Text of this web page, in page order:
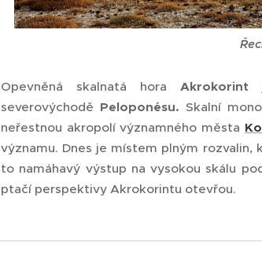
Opevněná skalnatá hora Akrokorint
severovýchodě Peloponésu. Skalní
neřestnou akropolí významného města
významu. Dnes je místem plným
to namáhavý výstup na vysokou skálu
ptačí perspektivy Akrokorintu otevřou.